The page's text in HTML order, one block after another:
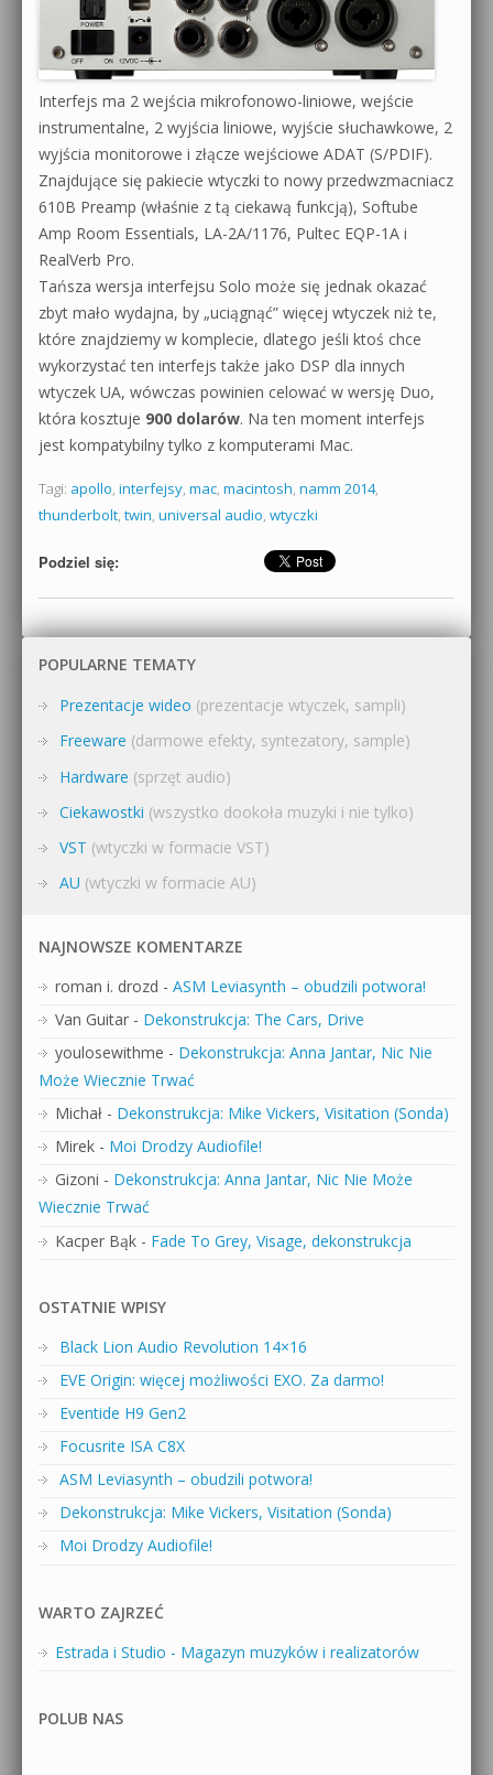
Interfejs ma 2 wejścia mikrofonowo-liniowe, wejście
instrumentalne, 2 wyjścia liniowe, wyjście słuchawkowe, 2
wyjścia monitorowe i złącze wejściowe ADAT (S/PDIF).
Znajdujące się pakiecie wtyczki to nowy przedwzmacniacz
610B Preamp (właśnie z tą ciekawą funkcją), Softube
Amp Room Essentials, LA-2A/1176, Pultec EQP-1A i
RealVerb Pro.
Tańsza wersja interfejsu Solo może się jednak okazać
zbyt mało wydajna, by „uciągnąć” więcej wtyczek niż te,
które znajdziemy w komplecie, dlatego jeśli ktoś chce
wykorzystać ten interfejs także jako DSP dla innych
wtyczek UA, wówczas powinien celować w wersję Duo,
która kosztuje 900 dolarów. Na ten moment interfejs
jest kompatybilny tylko z komputerami Mac.
Tagi: apollo, interfejsy, mac, macintosh, namm 2014,
thunderbolt, twin, universal audio, wtyczki
Podziel się:
POPULARNE TEMATY
Prezentacje wideo (prezentacje wtyczek, sampli)
Freeware (darmowe efekty, syntezatory, sample)
Hardware (sprzęt audio)
Ciekawostki (wszystko dookoła muzyki i nie tylko)
VST (wtyczki w formacie VST)
AU (wtyczki w formacie AU)
NAJNOWSZE KOMENTARZE
roman i. drozd - ASM Leviasynth – obudzili potwora!
Van Guitar - Dekonstrukcja: The Cars, Drive
youlosewithme - Dekonstrukcja: Anna Jantar, Nic Nie
Może Wiecznie Trwać
Michał - Dekonstrukcja: Mike Vickers, Visitation (Sonda)
Mirek - Moi Drodzy Audiofile!
Gizoni - Dekonstrukcja: Anna Jantar, Nic Nie Może
Wiecznie Trwać
Kacper Bąk - Fade To Grey, Visage, dekonstrukcja
OSTATNIE WPISY
Black Lion Audio Revolution 14×16
EVE Origin: więcej możliwości EXO. Za darmo!
Eventide H9 Gen2
Focusrite ISA C8X
ASM Leviasynth – obudzili potwora!
Dekonstrukcja: Mike Vickers, Visitation (Sonda)
Moi Drodzy Audiofile!
WARTO ZAJRZEĆ
Estrada i Studio - Magazyn muzyków i realizatorów
POLUB NAS